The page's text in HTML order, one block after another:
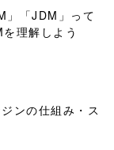
」「JDM」って
理解しよう
ンの仕組み・ス